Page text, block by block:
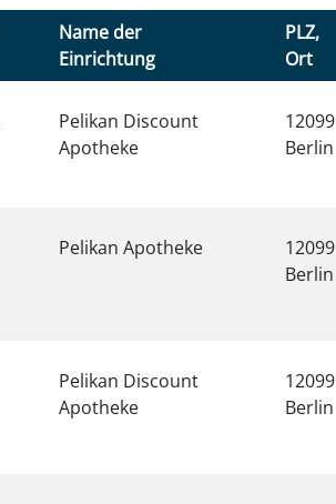
Name der
Einrichtung
PLZ,
Ort
Pelikan Discount
Apotheke
12099
Berlin
Pelikan Apotheke
12099
Berlin
Pelikan Discount
Apotheke
12099
Berlin